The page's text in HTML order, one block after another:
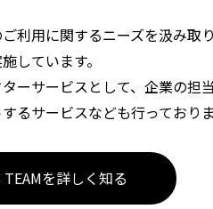
利用に関するニーズを汲み取
しています。
ーサービスとして、企業の担
るサービスなども行っておりま
TEAMを詳しく知る